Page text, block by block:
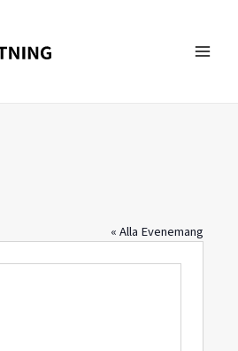
« Alla Evenemang